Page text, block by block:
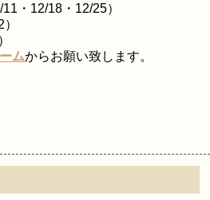
・12/18・12/25）
ムからお願い致します。